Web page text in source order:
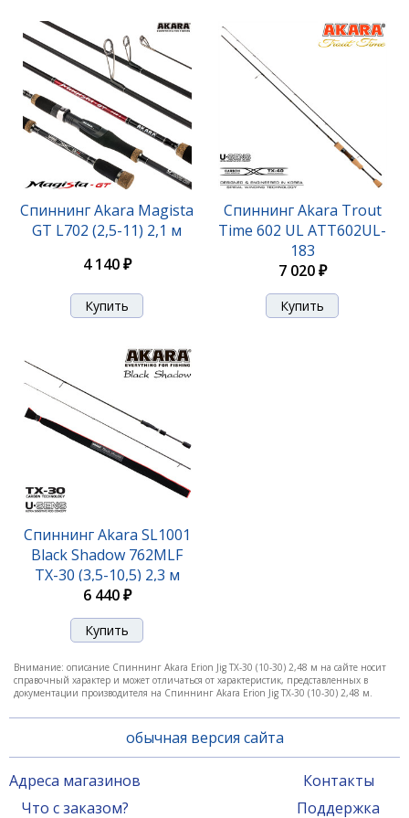
Спиннинг Akara Erion Jig TX-30 (10-30) 2,7 м
4 390 ₽
Спиннинг Akara Erion Jig TX-30 (2-8) 1,98 м
3 160 ₽
Спиннинг Akara Magista
GT L702 (2,5-11) 2,1 м
4 140 ₽
Спиннинг Akara Trout
Time 602 UL ATT602UL-
183
7 020 ₽
Спиннинг Akara SL1001
Black Shadow 762MLF
TX-30 (3,5-10,5) 2,3 м
6 440 ₽
Внимание: описание Спиннинг Akara Erion Jig TX-30 (10-30) 2,48 м на сайте носит
справочный характер и может отличаться от характеристик, представленных в
документации производителя на Спиннинг Akara Erion Jig TX-30 (10-30) 2,48 м.
обычная версия сайта
Адреса магазинов
Что с заказом?
Контакты
Поддержка